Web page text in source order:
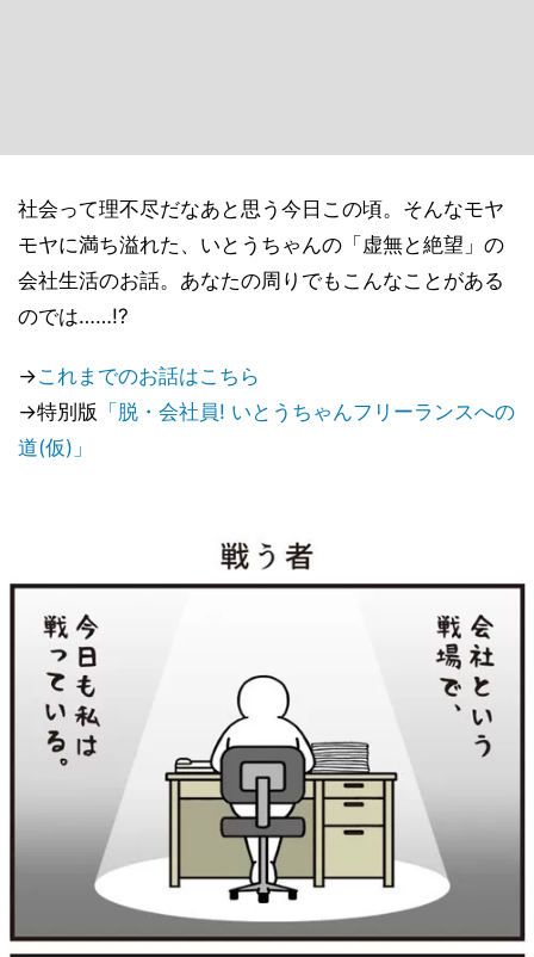
社会って理不尽だなあと思う今日この頃。そんなモヤ
モヤに満ち溢れた、いとうちゃんの「虚無と絶望」の
会社生活のお話。あなたの周りでもこんなことがある
のでは……!?
→これまでのお話はこちら
→特別版 「脱・会社員! いとうちゃんフリーランスへの
道(仮)」